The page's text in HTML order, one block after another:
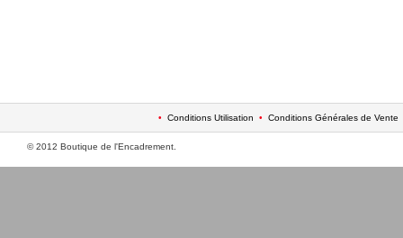
• Conditions Utilisation • Conditions Générales de Vente
© 2012 Boutique de l'Encadrement.